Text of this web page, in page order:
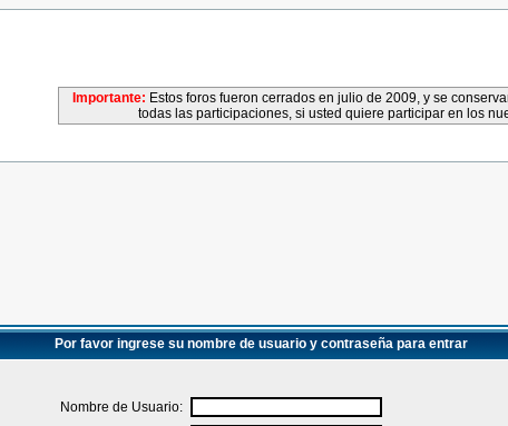
Importante: Estos foros fueron cerrados en julio de 2009, y se
todas las participaciones, si usted quiere participar en los
Por favor ingrese su nombre de usuario y contraseña para entrar
Nombre de Usuario: